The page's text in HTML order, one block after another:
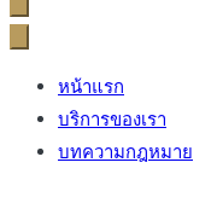
หน้าแรก
บริการของเรา
บทความกฎหมาย